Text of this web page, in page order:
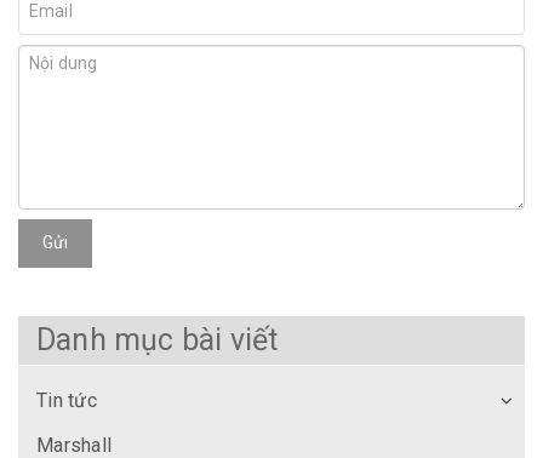
Gửi
Danh mục bài viết
Tin tức
Marshall